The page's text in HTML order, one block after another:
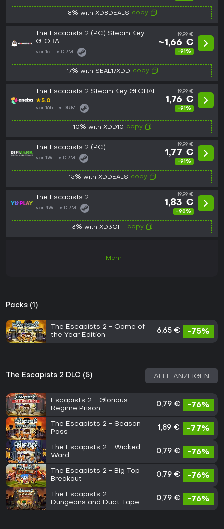
-8% with XD8DEALS copy
The Escapists 2 (PC) Steam Key -
GLOBAL
vor 1d DRM:
19,99 €
~1,66 €
-91%
-17% with SEAL17XDD copy
The Escapists 2 Steam Key GLOBAL
★5.0
vor 16h DRM:
19,99 €
1,76 €
-91%
-10% with XDD10 copy
The Escapists 2 (PC)
vor 1W DRM:
19,99 €
1,77 €
-91%
-15% with XDDEALS copy
The Escapists 2
vor 4W DRM:
19,99 €
1,83 €
-90%
-3% with XD3OFF copy
+Mehr
Packs (1)
The Escapists 2 - Game of
the Year Edition
6,65 € -75%
The Escapists 2 DLC (5) ALLE ANZEIGEN
Escapists 2 - Glorious
Regime Prison
0,79 € -76%
The Escapists 2 - Season
Pass
1,89 € -77%
The Escapists 2 - Wicked
Ward
0,79 € -76%
The Escapists 2 - Big Top
Breakout
0,79 € -76%
The Escapists 2 -
Dungeons and Duct Tape
0,79 € -76%